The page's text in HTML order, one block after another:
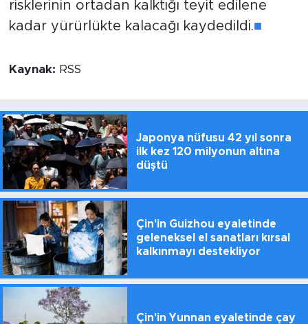
risklerinin ortadan kalktığı teyit edilene
kadar yürürlükte kalacağı kaydedildi.■
Kaynak: RSS
Japonya nüfusu 42 yıl sonra
ilk kez 120 milyonun altına
düştü
Çin'in Guizhou eyaletinde
geleneksel el sanatları kırsal
kalkınmayı destekliyor
Çin'in Yunnan eyaletinde çay